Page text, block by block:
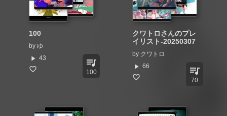
100
by ゆ
play_arrow 43 queue_music
100
クワトロさんのプレ
イリスト-20250307
by クワトロ
play_arrow 66 queue_music
70